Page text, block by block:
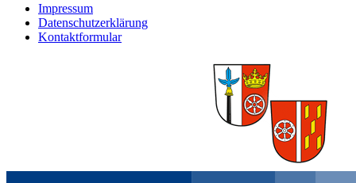
Impressum
Datenschutzerklärung
Kontaktformular